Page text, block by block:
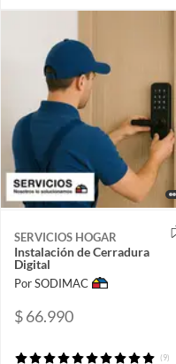
SERVICIOS HOGAR
Instalación de Cerradura
Digital
Por SODIMAC
$ 66.990
(9)